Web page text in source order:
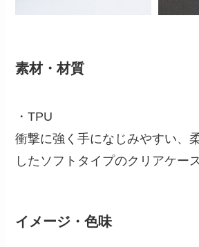
素材・材質
・TPU
衝撃に強く手になじみやすい、
したソフトタイプのクリアケー
イメージ・色味